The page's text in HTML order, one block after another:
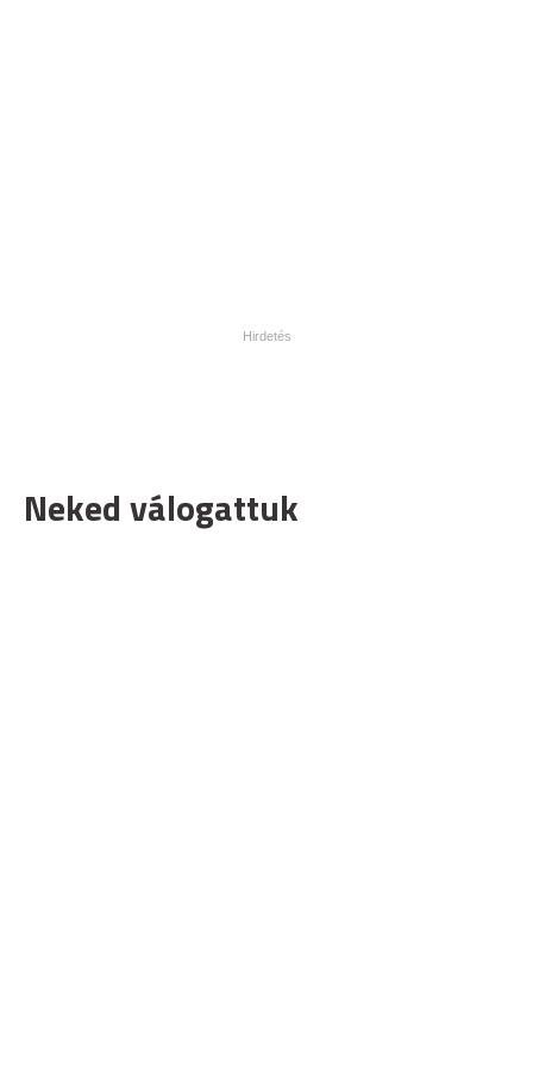
Neked válogattuk